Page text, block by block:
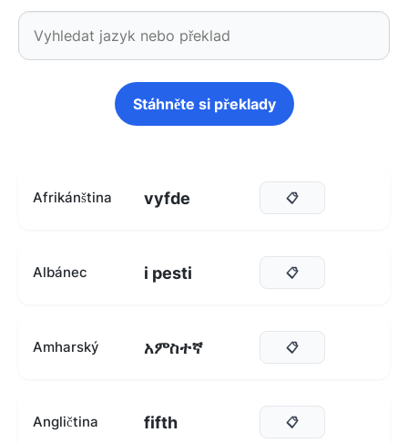
Stáhněte si překlady
Afrikánština vyfde 📋
Albánec i pesti 📋
Amharský አምስተኛ 📋
Angličtina fifth 📋